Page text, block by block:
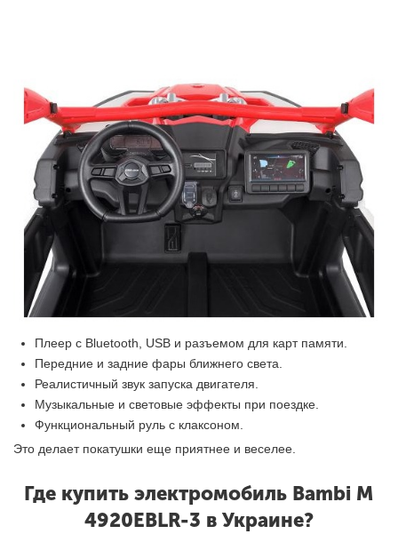
Плеер с Bluetooth, USB и разъемом для карт памяти.
Передние и задние фары ближнего света.
Реалистичный звук запуска двигателя.
Музыкальные и световые эффекты при поездке.
Функциональный руль с клаксоном.
Это делает покатушки еще приятнее и веселее.
Где купить электромобиль Bambi M
4920EBLR-3 в Украине?